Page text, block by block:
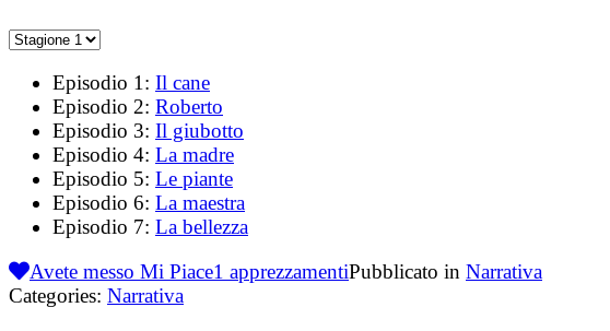
Episodio 1: Il cane
Episodio 2: Roberto
Episodio 3: Il giubotto
Episodio 4: La madre
Episodio 5: Le piante
Episodio 6: La maestra
Episodio 7: La bellezza
Avete messo Mi Piace1 apprezzamentiPubblicato in Narrativa
Categories: Narrativa